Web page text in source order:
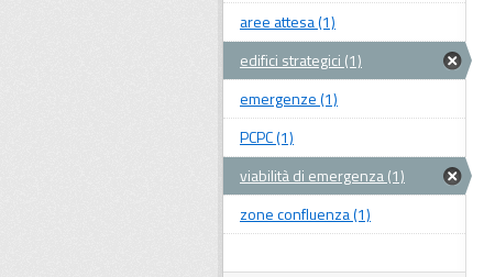
aree attesa (1)
edifici strategici (1)
emergenze (1)
PCPC (1)
viabilità di emergenza (1)
zone confluenza (1)